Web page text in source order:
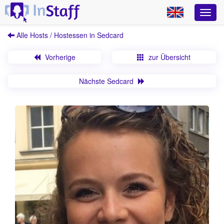
Alle Hosts / Hostessen in Sedcard
Vorherige zur Übersicht
Nächste Sedcard